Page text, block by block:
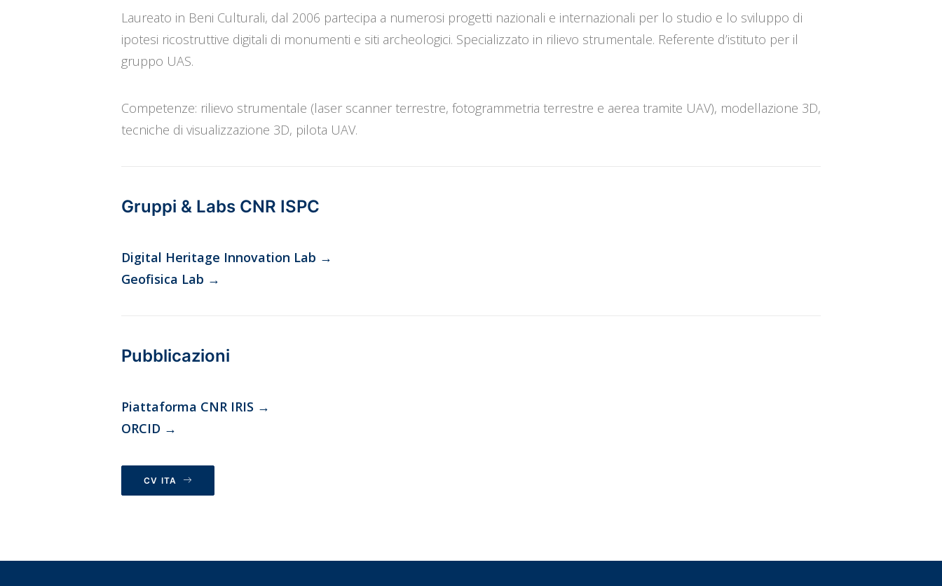
Laureato in Beni Culturali, dal 2006 partecipa a numerosi progetti nazionali e internazionali per lo studio e lo sviluppo di
ipotesi ricostruttive digitali di monumenti e siti archeologici. Specializzato in rilievo strumentale. Referente d’istituto per il
gruppo UAS.
Competenze: rilievo strumentale (laser scanner terrestre, fotogrammetria terrestre e aerea tramite UAV), modellazione 3D,
tecniche di visualizzazione 3D, pilota UAV.
Gruppi & Labs CNR ISPC
Digital Heritage Innovation Lab →
Geofisica Lab →
Pubblicazioni
Piattaforma CNR IRIS →
ORCID →
CV ITA